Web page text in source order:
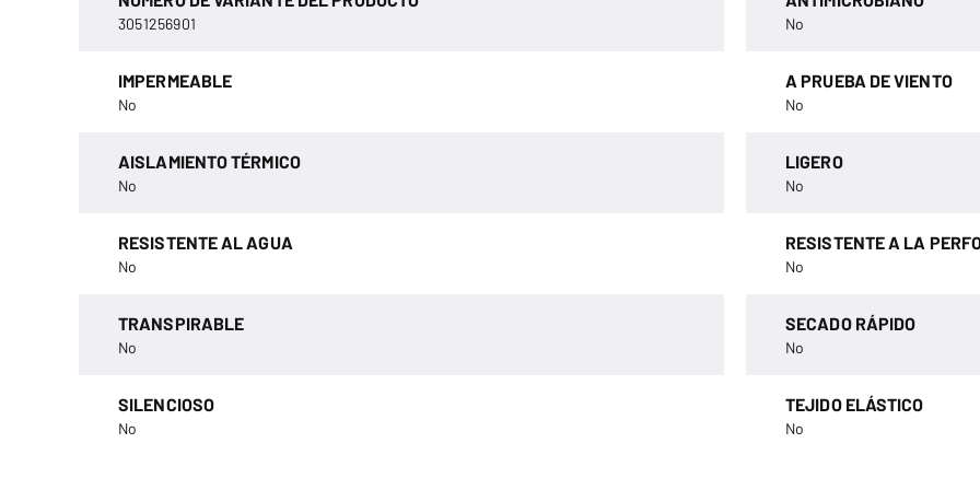
3051256901 No
IMPERMEABLE
No
A PRUEBA DE VIENTO
No
AISLAMIENTO TÉRMICO
No
LIGERO
No
RESISTENTE AL AGUA
No
RESISTENTE A LA
No
TRANSPIRABLE
No
SECADO RÁPIDO
No
SILENCIOSO
No
TEJIDO ELÁSTICO
No